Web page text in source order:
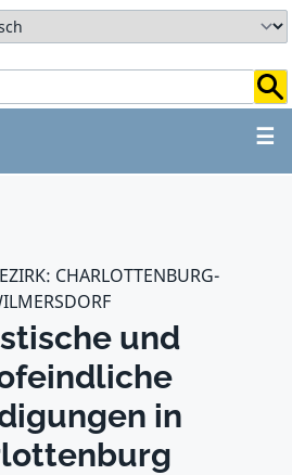
☰
ZUM HAUPTBEREICH
CHARLOTTENBURG-
und
in